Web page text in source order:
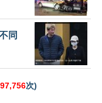
同
97,756次)